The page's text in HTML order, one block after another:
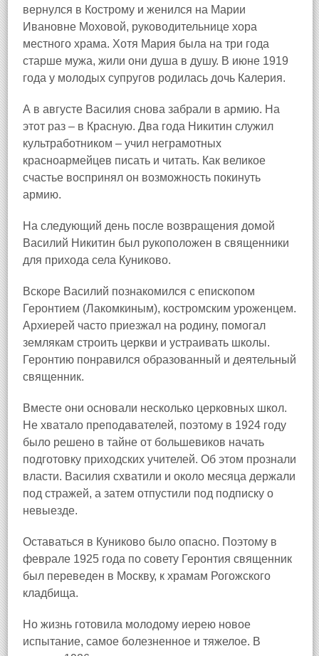
вернулся в Кострому и женился на Марии
Ивановне Моховой, руководительнице хора
местного храма. Хотя Мария была на три года
старше мужа, жили они душа в душу. В июне 1919
года у молодых супругов родилась дочь Калерия.
А в августе Василия снова забрали в армию. На
этот раз – в Красную. Два года Никитин служил
культработником – учил неграмотных
красноармейцев писать и читать. Как великое
счастье воспринял он возможность покинуть
армию.
На следующий день после возвращения домой
Василий Никитин был рукоположен в священники
для прихода села Куниково.
Вскоре Василий познакомился с епископом
Геронтием (Лакомкиным), костромским уроженцем.
Архиерей часто приезжал на родину, помогал
землякам строить церкви и устраивать школы.
Геронтию понравился образованный и деятельный
священник.
Вместе они основали несколько церковных школ.
Не хватало преподавателей, поэтому в 1924 году
было решено в тайне от большевиков начать
подготовку приходских учителей. Об этом прознали
власти. Василия схватили и около месяца держали
под стражей, а затем отпустили под подписку о
невыезде.
Оставаться в Куниково было опасно. Поэтому в
феврале 1925 года по совету Геронтия священник
был переведен в Москву, к храмам Рогожского
кладбища.
Но жизнь готовила молодому иерею новое
испытание, самое болезненное и тяжелое. В